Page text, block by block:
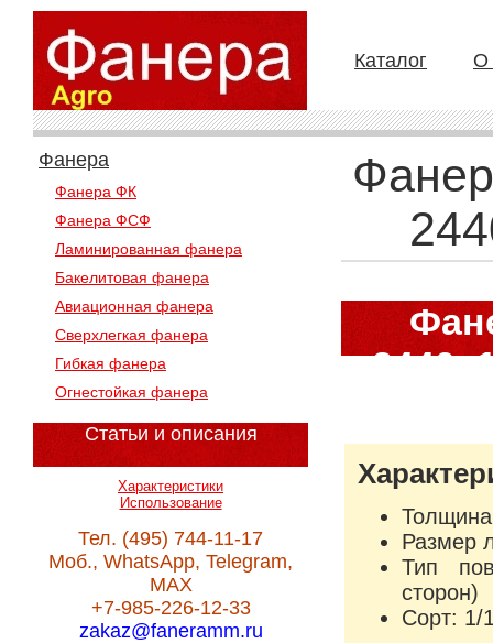
Каталог О
Фанера
Фанера ФК
Фанера ФСФ
Ламинированная фанера
Бакелитовая фанера
Авиационная фанера
Сверхлегкая фанера
Гибкая фанера
Огнестойкая фанера
Статьи и описания
Характеристики
Использование
Тел. (495) 744-11-17
Моб., WhatsApp, Telegram,
MAX
+7-985-226-12-33
zakaz@faneramm.ru
Размер
Тип
сторон)
Сорт: 1/